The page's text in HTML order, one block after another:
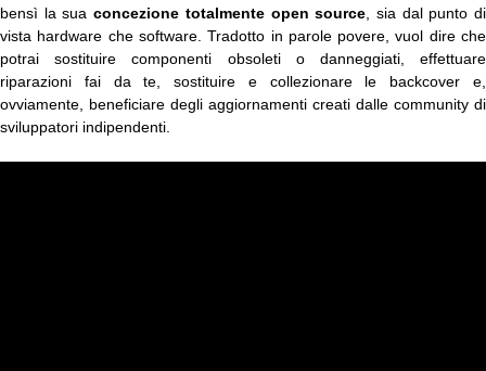
bensì la suaconcezione totalmente open source , sia dal punto di
vista hardware che software. Tradotto in parole povere, vuol dire che
potrai sostituire componenti obsoleti o danneggiati, effettuare
riparazioni fai da te, sostituire e collezionare le backcover e,
ovviamente, beneficiare degli aggiornamenti creati dalle community di
sviluppatori indipendenti.